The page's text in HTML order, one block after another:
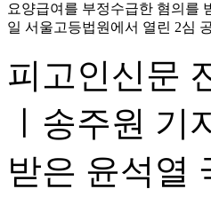
요양급여를 부정수급한 혐의를
일 서울고등법원에서 열린 2심
피고인신문
ㅣ송주원
받은 윤석열